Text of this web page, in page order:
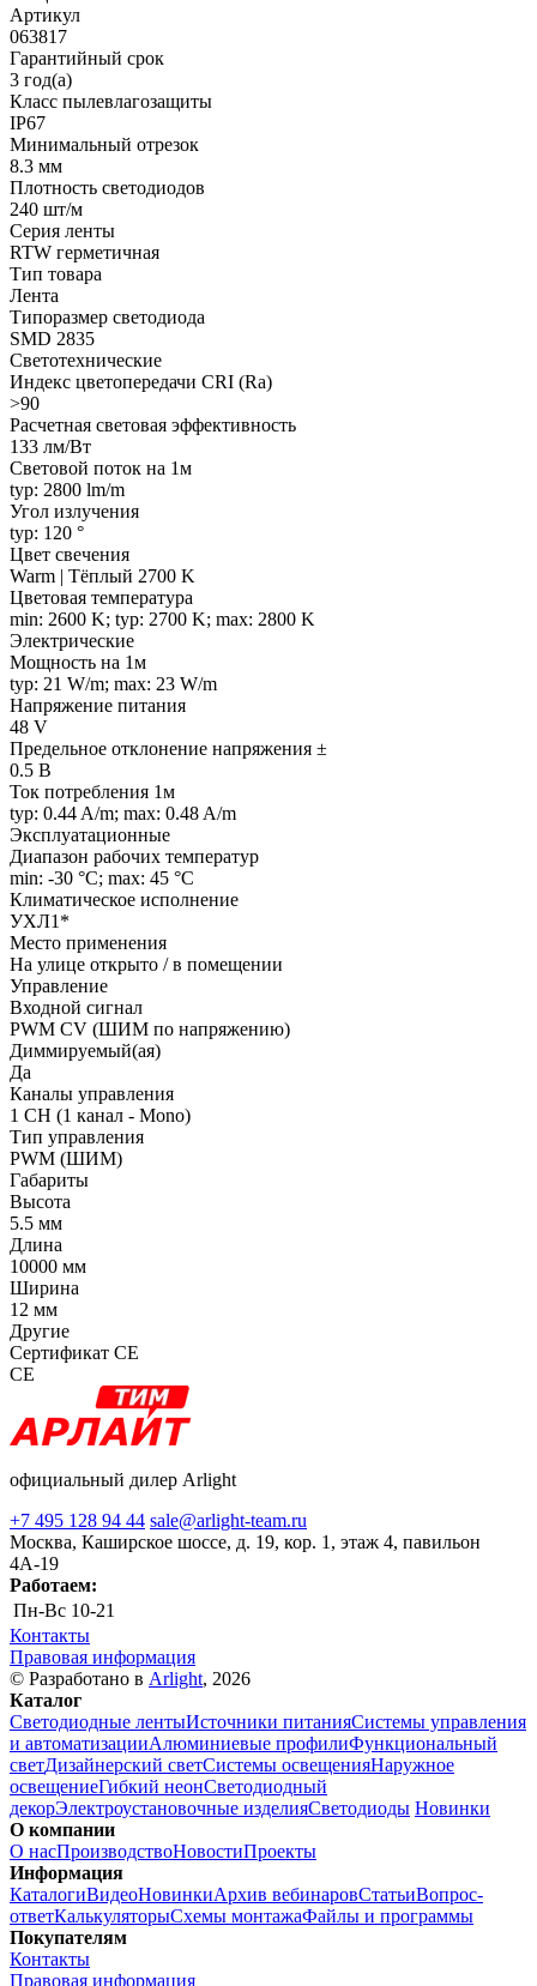
Артикул
063817
Гарантийный срок
3 год(а)
Класс пылевлагозащиты
IP67
Минимальный отрезок
8.3 мм
Плотность светодиодов
240 шт/м
Серия ленты
RTW герметичная
Тип товара
Лента
Типоразмер светодиода
SMD 2835
Светотехнические
Индекс цветопередачи CRI (Ra)
>90
Расчетная световая эффективность
133 лм/Вт
Световой поток на 1м
typ: 2800 lm/m
Угол излучения
typ: 120 °
Цвет свечения
Warm | Тёплый 2700 K
Цветовая температура
min: 2600 K; typ: 2700 K; max: 2800 K
Электрические
Мощность на 1м
typ: 21 W/m; max: 23 W/m
Напряжение питания
48 V
Предельное отклонение напряжения ±
0.5 В
Ток потребления 1м
typ: 0.44 A/m; max: 0.48 A/m
Эксплуатационные
Диапазон рабочих температур
min: -30 °C; max: 45 °C
Климатическое исполнение
УХЛ1*
Место применения
На улице открыто / в помещении
Управление
Входной сигнал
PWM СV (ШИМ по напряжению)
Диммируемый(ая)
Да
Каналы управления
1 CH (1 канал - Mono)
Тип управления
PWM (ШИМ)
Габариты
Высота
5.5 мм
Длина
10000 мм
Ширина
12 мм
Другие
Сертификат CE
CE
официальный дилер Arlight
+7 495 128 94 44 sale@arlight-team.ru
Москва, Каширское шоссе, д. 19, кор. 1, этаж 4, павильон
4А-19
Работаем:
Пн-Вс 10-21
Контакты
Правовая информация
© Разработано в Arlight, 2026
Каталог
Светодиодные лентыИсточники питанияСистемы управления
и автоматизацииАлюминиевые профилиФункциональный
светДизайнерский светСистемы освещенияНаружное
освещениеГибкий неонСветодиодный
декорЭлектроустановочные изделияСветодиоды Новинки
О компании
О насПроизводствоНовостиПроекты
Информация
КаталогиВидеоНовинкиАрхив вебинаровСтатьиВопрос-
ответКалькуляторыСхемы монтажаФайлы и программы
Покупателям
Контакты
Правовая информация